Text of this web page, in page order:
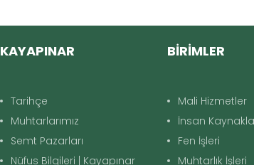
KAYAPINAR
Tarihçe
Muhtarlarımız
Semt Pazarları
Nüfus Bilgileri | Kayapınar
BİRİMLER
Mali Hizmetler
İnsan
Fen İşleri
Muhtarlık İşleri